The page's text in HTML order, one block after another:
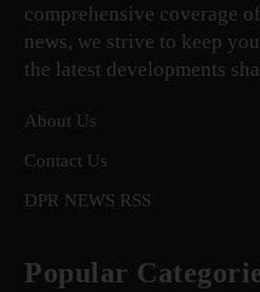
comprehensive coverage
news, we strive to keep
the latest developments
About Us
Contact Us
DPR NEWS RSS
Popular